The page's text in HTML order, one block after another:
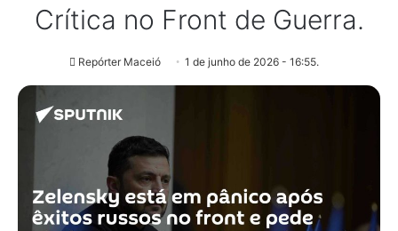
Crítica no Front de Guerra.
Repórter Maceió 1 de junho de 2026 - 16:55.